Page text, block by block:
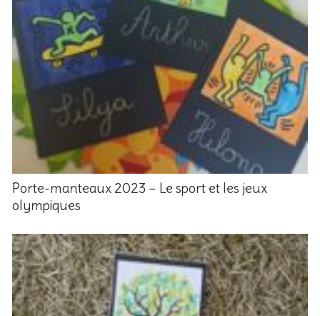
Porte-manteaux 2023 – Le sport et les jeux
olympiques